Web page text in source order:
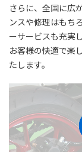
さらに、全国に広
ンスや修理はもち
ーサービスも充実
お客様の快適で楽
たします。